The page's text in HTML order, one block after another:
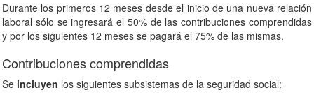
Durante los primeros 12 meses desde el inicio de una nueva relación
laboral sólo se ingresará el 50% de las contribuciones comprendidas
y por los siguientes 12 meses se pagará el 75% de las mismas.
Contribuciones comprendidas
Se incluyen los siguientes subsistemas de la seguridad social: